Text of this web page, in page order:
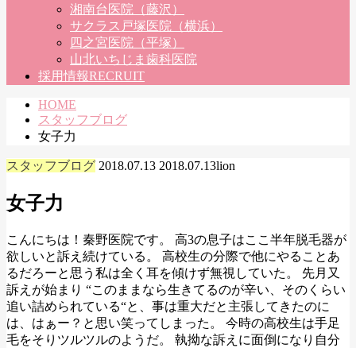
湘南台医院（藤沢）
サクラス戸塚医院（横浜）
四之宮医院（平塚）
山北いちじま歯科医院
採用情報RECRUIT
HOME
スタッフブログ
女子力
スタッフブログ 2018.07.13 2018.07.13lion
女子力
こんにちは！秦野医院です。 高3の息子はここ半年脱毛器が
欲しいと訴え続けている。 高校生の分際で他にやることあ
るだろーと思う私は全く耳を傾けず無視していた。 先月又
訴えが始まり “このままなら生きてるのが辛い、そのくらい
追い詰められている“と、事は重大だと主張してきたのに
は、はぁー？と思い笑ってしまった。 今時の高校生は手足
毛をそりツルツルのようだ。 執拗な訴えに面倒になり自分